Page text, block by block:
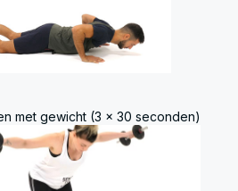
met gewicht (3 x 30 seconden)